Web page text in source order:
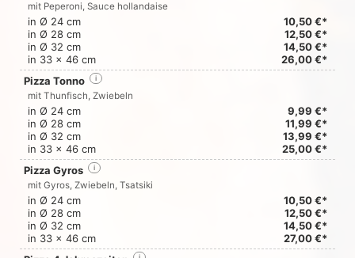
mit Peperoni, Sauce hollandaise
in Ø 24 cm
10,50 €*
in Ø 28 cm
12,50 €*
in Ø 32 cm
14,50 €*
in 33 x 46 cm
26,00 €*
Pizza Tonno
i
mit Thunfisch, Zwiebeln
in Ø 24 cm
9,99 €*
in Ø 28 cm
11,99 €*
in Ø 32 cm
13,99 €*
in 33 x 46 cm
25,00 €*
Pizza Gyros
i
mit Gyros, Zwiebeln, Tsatsiki
in Ø 24 cm
10,50 €*
in Ø 28 cm
12,50 €*
in Ø 32 cm
14,50 €*
in 33 x 46 cm
27,00 €*